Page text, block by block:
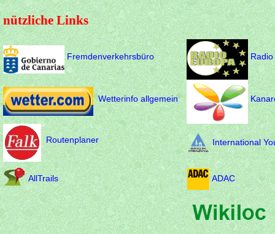
nützliche Links
Fremdenverkehrsbüro
Wetterinfo allgemein
Routenplaner International
AllTrails ADAC